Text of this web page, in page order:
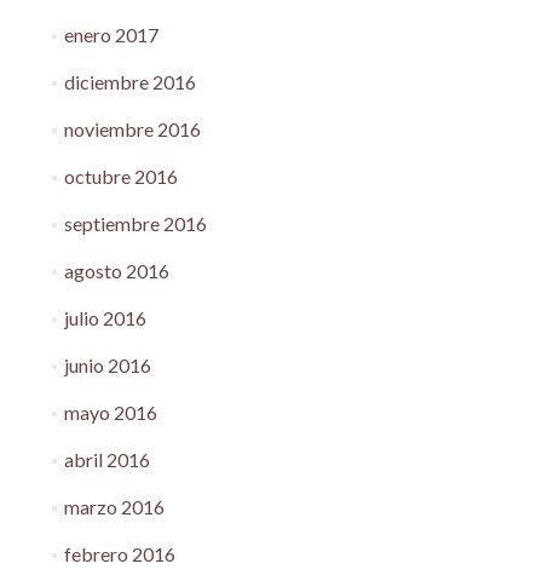
enero 2017
diciembre 2016
noviembre 2016
octubre 2016
septiembre 2016
agosto 2016
julio 2016
junio 2016
mayo 2016
abril 2016
marzo 2016
febrero 2016